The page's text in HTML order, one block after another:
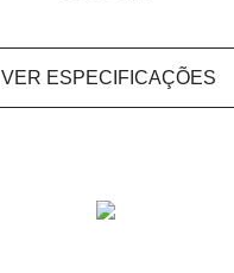
VER ESPECIFICAÇÕES